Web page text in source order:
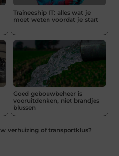
Traineeship IT: alles wat je
moet weten voordat je start
Goed gebouwbeheer is
vooruitdenken, niet brandjes
blussen
verhuizing of transportklus?